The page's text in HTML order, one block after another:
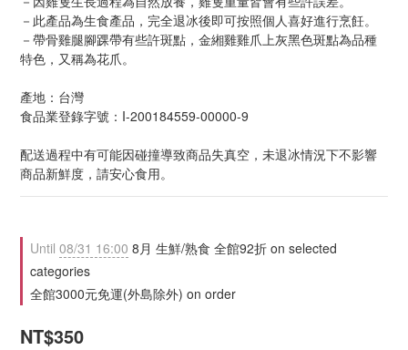
－此產品為生食產品，完全退冰後即可按照個人喜好進行烹飪。
－帶骨雞腿腳踝帶有些許斑點，金緗雞雞爪上灰黑色斑點為品種
特色，又稱為花爪。
產地：台灣
食品業登錄字號：I-200184559-00000-9
配送過程中有可能因碰撞導致商品失真空，未退冰情況下不影響
商品新鮮度，請安心食用。
Until 08/31 16:00 8月 生鮮/熟食 全館92折 on selected
categories
全館3000元免運(外島除外) on order
NT$350